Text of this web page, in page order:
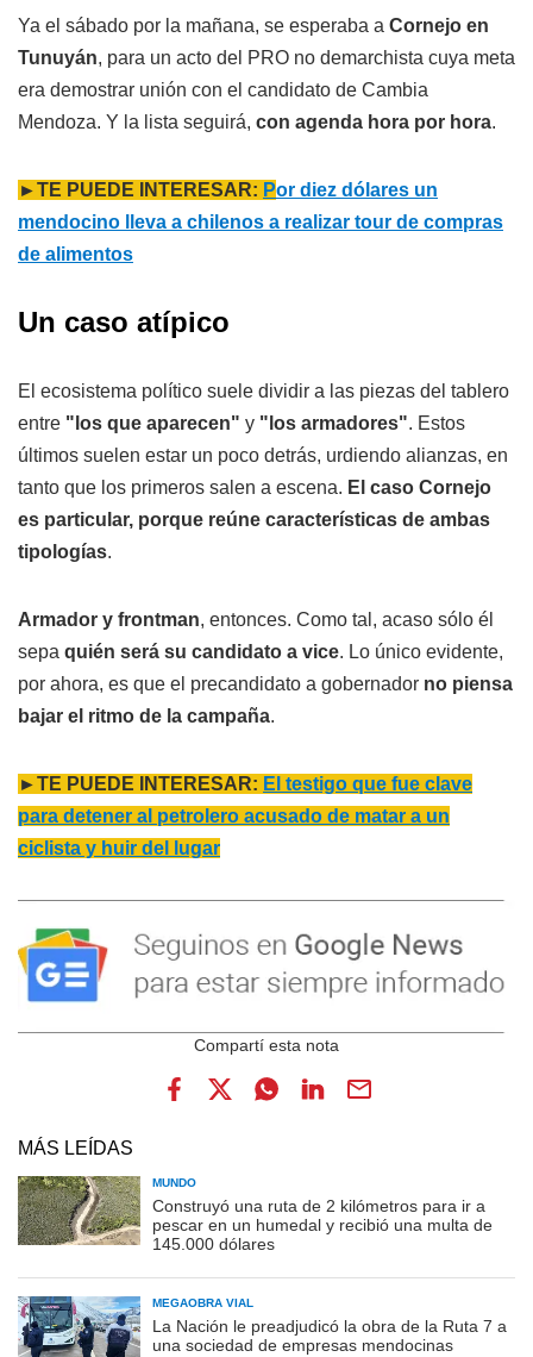
Ya el sábado por la mañana, se esperaba a Cornejo en
Tunuyán, para un acto del PRO no demarchista cuya meta
era demostrar unión con el candidato de Cambia
Mendoza. Y la lista seguirá, con agenda hora por hora.
►TE PUEDE INTERESAR: Por diez dólares un
mendocino lleva a chilenos a realizar tour de compras
de alimentos
Un caso atípico
El ecosistema político suele dividir a las piezas del tablero
entre "los que aparecen" y "los armadores". Estos
últimos suelen estar un poco detrás, urdiendo alianzas, en
tanto que los primeros salen a escena. El caso Cornejo
es particular, porque reúne características de ambas
tipologías.
Armador y frontman, entonces. Como tal, acaso sólo él
sepa quién será su candidato a vice. Lo único evidente,
por ahora, es que el precandidato a gobernador no piensa
bajar el ritmo de la campaña.
►TE PUEDE INTERESAR: El testigo que fue clave
para detener al petrolero acusado de matar a un
ciclista y huir del lugar
MÁS LEÍDAS
MUNDO
Construyó una ruta de 2 kilómetros para ir a
pescar en un humedal y recibió una multa de
145.000 dólares
MEGAOBRA VIAL
La Nación le preadjudicó la obra de la Ruta 7 a
una sociedad de empresas mendocinas